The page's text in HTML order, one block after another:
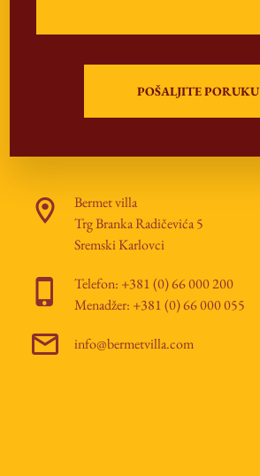
Bermet villa
Trg Branka Radičevića 5
Sremski Karlovci
Telefon: +381 (0) 66 000 200
Menadžer: +381 (0) 66 000 055
info@bermetvilla.com